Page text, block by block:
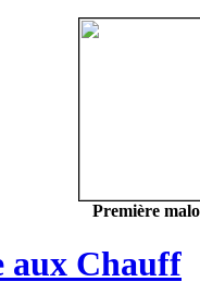
Première
aux Chauff